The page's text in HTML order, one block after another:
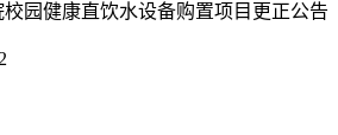
园健康直饮水设备购置项目更正公告